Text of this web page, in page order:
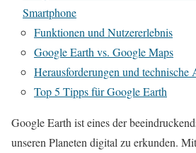
Smartphone
Funktionen und Nutzererlebnis
Google Earth vs. Google Maps
Herausforderungen und technische
Top 5 Tipps für Google Earth
Google Earth ist eines der
unseren Planeten digital zu erkunden.